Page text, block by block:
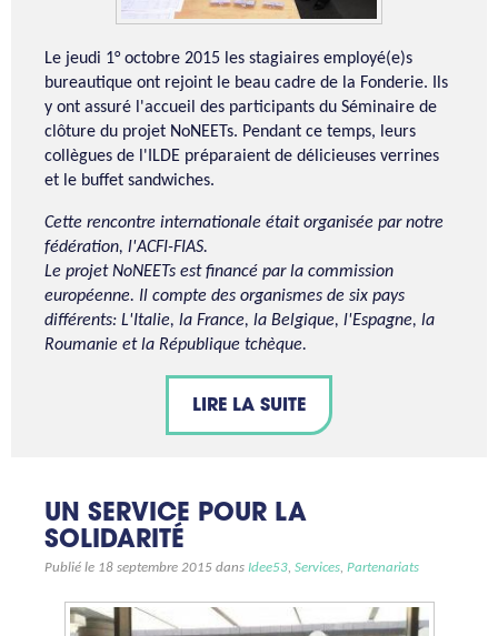
Le jeudi 1° octobre 2015 les stagiaires employé(e)s
bureautique ont rejoint le beau cadre de la Fonderie. Ils
y ont assuré l'accueil des participants du Séminaire de
clôture du projet NoNEETs. Pendant ce temps, leurs
collègues de l'ILDE préparaient de délicieuses verrines
et le buffet sandwiches.
Cette rencontre internationale était organisée par notre
fédération, l'ACFI-FIAS.
Le projet NoNEETs est financé par la commission
européenne. Il compte des organismes de six pays
différents: L'Italie, la France, la Belgique, l'Espagne, la
Roumanie et la République tchèque.
LIRE LA SUITE
UN SERVICE POUR LA
SOLIDARITÉ
Publié le 18 septembre 2015 dans Idee53, Services, Partenariats